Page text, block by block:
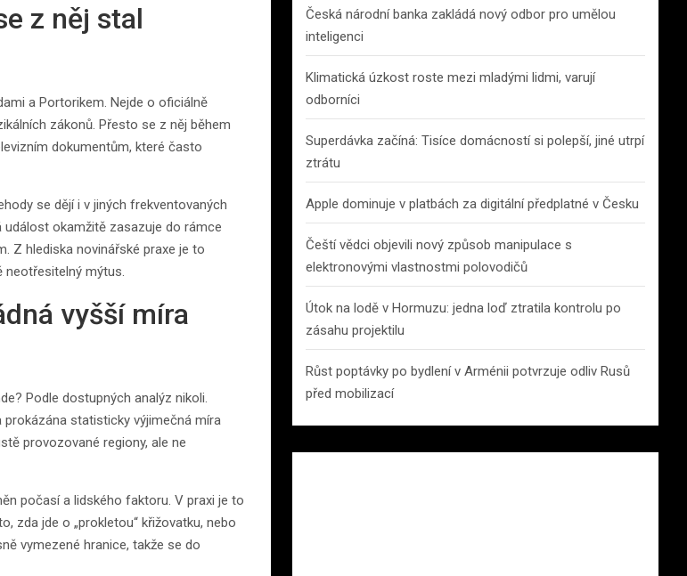
z něj stal
a Portorikem. Nejde o oficiálně
zákonů. Přesto se z něj během
dokumentům, které často
se dějí i v jiných frekventovaných
událost okamžitě zasazuje do rámce
Z hlediska novinářské praxe je to
neotřesitelný mýtus.
vyšší míra
Podle dostupných analýz nikoli.
statisticky výjimečná míra
provozované regiony, ale ne
počasí a lidského faktoru. V praxi je to
zda jde o „prokletou“ křižovatku, nebo
vymezené hranice, takže se do
Česká národní banka zakládá nový odbor pro umělou
inteligenci
Klimatická úzkost roste mezi mladými lidmi, varují
odborníci
Superdávka začíná: Tisíce domácností si polepší, jiné utrpí
ztrátu
Apple dominuje v platbách za digitální předplatné v Česku
Čeští vědci objevili nový způsob manipulace s
elektronovými vlastnostmi polovodičů
Útok na lodě v Hormuzu: jedna loď ztratila kontrolu po
zásahu projektilu
Růst poptávky po bydlení v Arménii potvrzuje odliv Rusů
před mobilizací